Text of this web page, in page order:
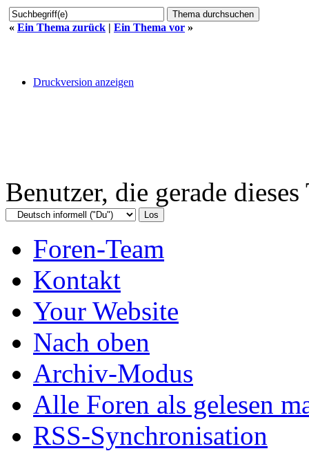
« Ein Thema zurück | Ein Thema vor »
Druckversion anzeigen
Benutzer, die gerade
Foren-Team
Kontakt
Your Website
Nach oben
Archiv-Modus
Alle Foren als gelesen
RSS-Synchronisation